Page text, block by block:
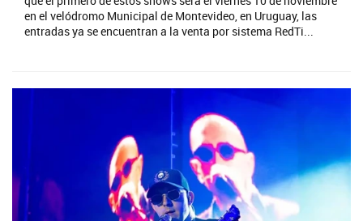
en el velódromo Municipal de Montevideo, en Uruguay, las
entradas ya se encuentran a la venta por sistema RedTi...